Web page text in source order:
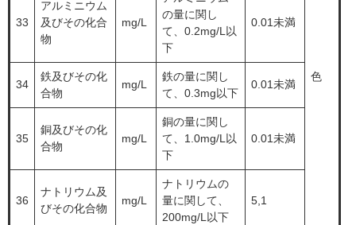
色
33
アルミニウム
及びその化合
物
mg/L
の量に関し
て、0.2mg/L以
下
0.01未満
34
鉄及びその化
合物
mg/L
鉄の量に関し
て、0.3mg以下
0.01未満
35
銅及びその化
合物
mg/L
銅の量に関し
て、1.0mg/L以
下
0.01未満
36
ナトリウム及
びその化合物
mg/L
ナトリウムの
量に関して、
200mg/L以下
5,1